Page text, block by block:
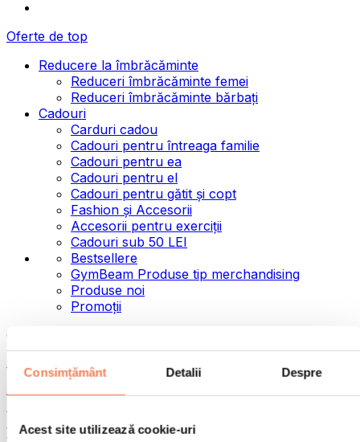
Consimțământ Detalii Despre
Acest site utilizează cookie-uri
Oferte de top
Reducere la îmbrăcăminte
Reduceri îmbrăcăminte femei
Reduceri îmbrăcăminte bărbați
Cadouri
Carduri cadou
Cadouri pentru întreaga familie
Cadouri pentru ea
Cadouri pentru el
Cadouri pentru gătit și copt
Fashion și Accesorii
Accesorii pentru exerciții
Cadouri sub 50 LEI
Bestsellere
GymBeam Produse tip merchandising
Produse noi
Promoții
Categorii
Semințe
Creme și paste tartinabile